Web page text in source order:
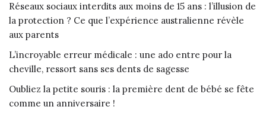
Réseaux sociaux interdits aux moins de 15 ans : l’illusion de
la protection ? Ce que l’expérience australienne révèle
aux parents
L’incroyable erreur médicale : une ado entre pour la
cheville, ressort sans ses dents de sagesse
Oubliez la petite souris : la première dent de bébé se fête
comme un anniversaire !